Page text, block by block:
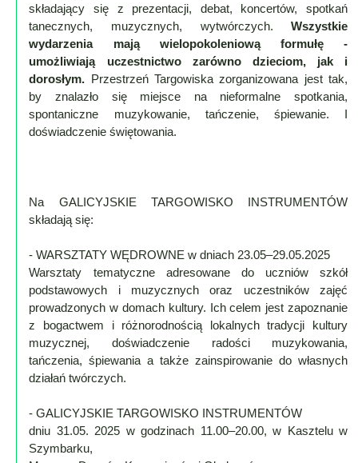
Wioska
Dom
Ogłoszenia
Rozrywka
Poznaj
składający się z prezentacji, debat, koncertów, spotkań
tanecznych, muzycznych, wytwórczych.Wszystkie
wydarzenia mają wielopokoleniową formułę -
umożliwiają uczestnictwo zarówno dzieciom, jak i
dorosłym. Przestrzeń Targowiska zorganizowana jest tak,
by znalazło się miejsce na nieformalne spotkania,
spontaniczne muzykowanie, tańczenie, śpiewanie. I
doświadczenie świętowania.
Na GALICYJSKIE TARGOWISKO INSTRUMENTÓW
składają się:
- WARSZTATY WĘDROWNE w dniach 23.05–29.05.2025
Warsztaty tematyczne adresowane do uczniów szkół
podstawowych i muzycznych oraz uczestników zajęć
prowadzonych w domach kultury. Ich celem jest zapoznanie
z bogactwem i różnorodnością lokalnych tradycji kultury
muzycznej, doświadczenie radości muzykowania,
tańczenia, śpiewania a także zainspirowanie do własnych
działań twórczych.
- GALICYJSKIE TARGOWISKO INSTRUMENTÓW
dniu 31.05. 2025 w godzinach 11.00–20.00, w Kasztelu w
Szymbarku,